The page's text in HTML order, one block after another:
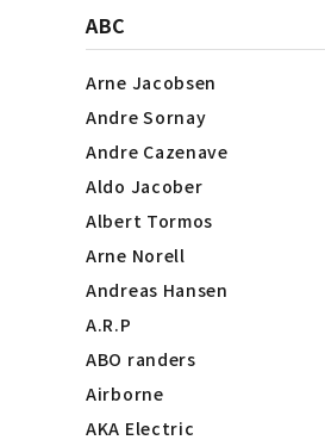
ABC
Arne Jacobsen
Andre Sornay
Andre Cazenave
Aldo Jacober
Albert Tormos
Arne Norell
Andreas Hansen
A.R.P
ABO randers
Airborne
AKA Electric